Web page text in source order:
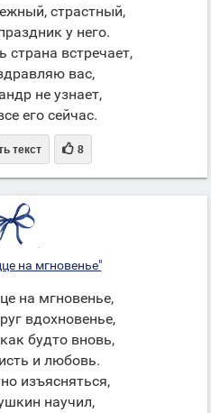
страстный,
у него.
страна встречает,
вас,
не узнает,
его сейчас.
текст  8
на мгновенье"
на мгновенье,
вдохновенье,
будто вновь,
и любовь.
изъясняться,
научил,